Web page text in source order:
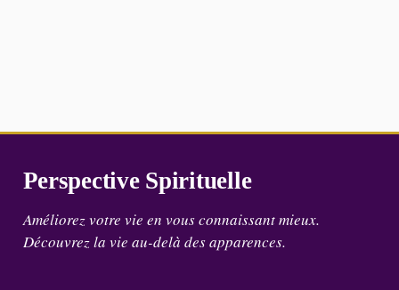
Perspective Spirituelle
Améliorez votre vie en vous connaissant mieux.
Découvrez la vie au-delà des apparences.